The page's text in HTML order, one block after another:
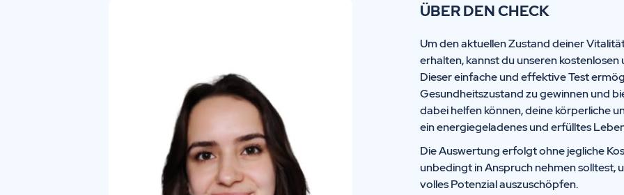
ÜBER DEN CHECK
Um den aktuellen Zustand deiner
erhalten, kannst du unseren
Dieser einfache und effektive Test
Gesundheitszustand zu gewinnen und
dabei helfen können, deine körperliche
ein energiegeladenes und erfülltes
Die Auswertung erfolgt ohne jegliche
unbedingt in Anspruch nehmen solltest,
volles Potenzial auszuschöpfen.